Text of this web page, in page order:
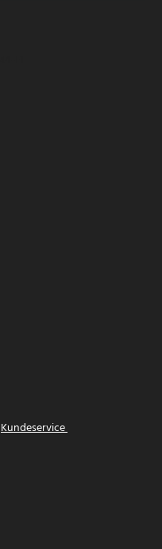
Kundeservice